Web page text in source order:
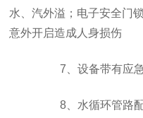
水、汽外溢；电子安全门
意外开启造成人身损伤
7、设备带有应急
8、水循环管路配